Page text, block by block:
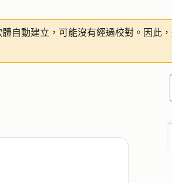
自動建立，可能沒有經過校對。因此